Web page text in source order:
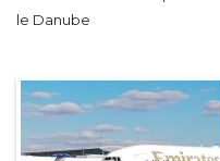
le Danube